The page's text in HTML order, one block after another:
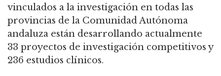
vinculados a la investigación en todas las
provincias de la Comunidad Autónoma
andaluza están desarrollando actualmente
33 proyectos de investigación competitivos y
236 estudios clínicos.